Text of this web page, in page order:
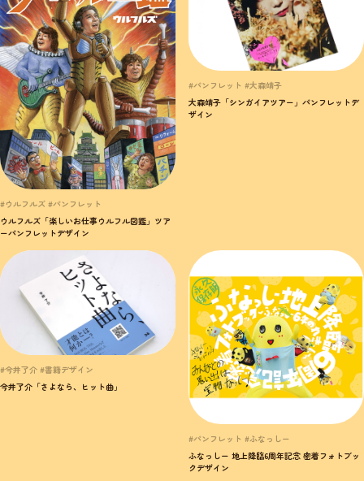
#ウルフルズ #パンフレット
ウルフルズ「楽しいお仕事ウルフル図鑑」ツア
ーパンフレットデザイン
#パンフレット #大森靖子
大森靖子「シンガイアツアー」パンフレットデ
ザイン
#今井了介 #書籍デザイン
今井了介「さよなら、ヒット曲」
#パンフレット #ふなっしー
ふなっしー 地上降臨6周年記念 密着フォトブッ
クデザイン